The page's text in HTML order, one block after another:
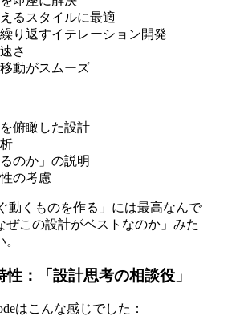
るスタイルに最適
り返すイテレーション開発
さ
動がスムーズ
俯瞰した設計
のか」の説明
の考慮
動くものを作る」には最高なんで
ぜこの設計がベストなのか」みた
性：「設計思考の相談役」
はこんな感じでした：